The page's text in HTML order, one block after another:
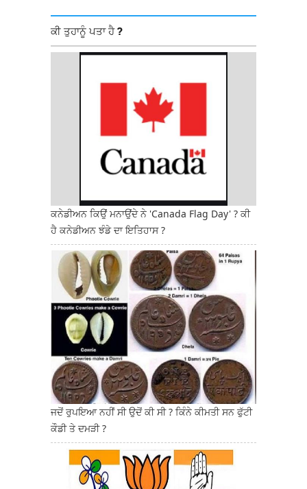
ਕੀ ਤੁਹਾਨੂੰ ਪਤਾ ਹੈ ?
ਕਨੇਡੀਅਨ ਕਿਉਂ ਮਨਾਉਂਦੇ ਨੇ 'Canada Flag Day' ? ਕੀ
ਹੈ ਕਨੇਡੀਅਨ ਝੰਡੇ ਦਾ ਇਤਿਹਾਸ ?
ਜਦੋਂ ਰੁਪਇਆ ਨਹੀਂ ਸੀ ਉਦੋਂ ਕੀ ਸੀ ? ਕਿੰਨੇ ਕੀਮਤੀ ਸਨ ਫੁੱਟੀ
ਕੌਡੀ ਤੇ ਦਮੜੀ ?